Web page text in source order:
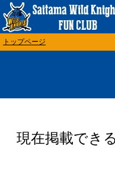
トップページ
現在掲載でき